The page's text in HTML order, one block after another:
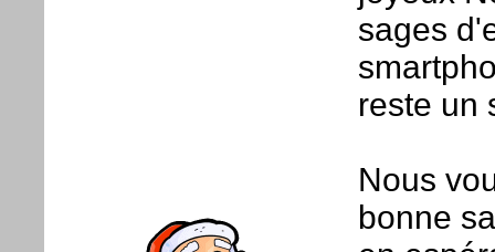
sages
reste un
Nous
bonne